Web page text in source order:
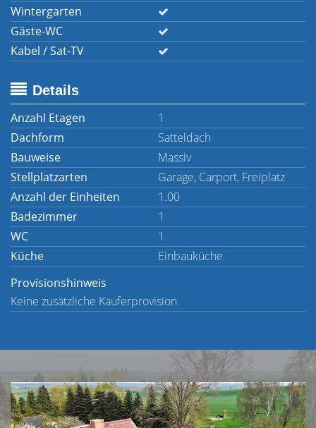
Wintergarten
Gäste-WC
Kabel / Sat-TV
Details
Anzahl Etagen
1
Dachform
Satteldach
Bauweise
Massiv
Stellplatzarten
Garage, Carport, Freiplatz
Anzahl der Einheiten
1.00
Badezimmer
1
WC
1
Küche
Einbauküche
Provisionshinweis
Keine zusätzliche Käuferprovision